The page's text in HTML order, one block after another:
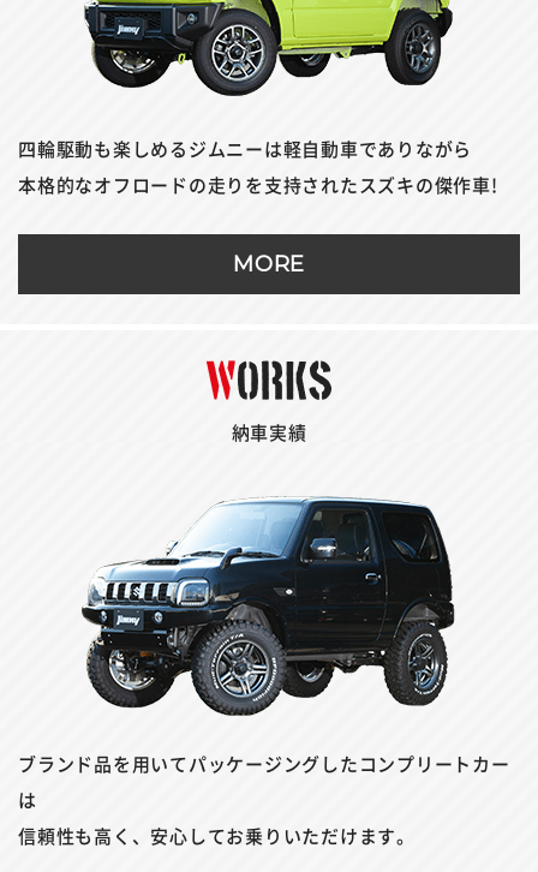
四輪駆動も楽しめるジムニーは軽自動車でありながら
本格的なオフロードの走りを支持されたスズキの傑作車!
MORE
納車実績
ブランド品を用いてパッケージングしたコンプリートカー
は
信頼性も高く、安心してお乗りいただけます。